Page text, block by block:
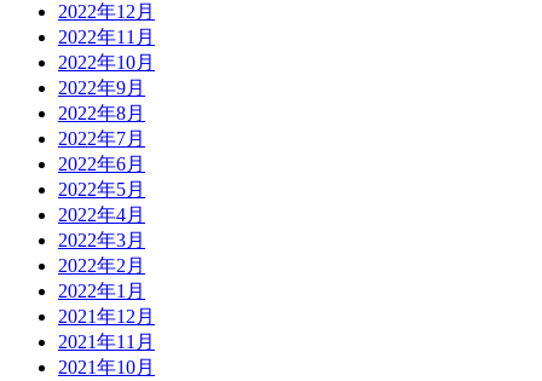
2022年12月
2022年11月
2022年10月
2022年9月
2022年8月
2022年7月
2022年6月
2022年5月
2022年4月
2022年3月
2022年2月
2022年1月
2021年12月
2021年11月
2021年10月